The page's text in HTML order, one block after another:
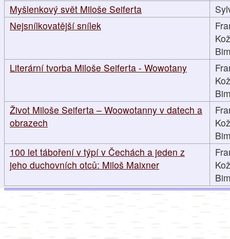
Myšlenkový svět Miloše Seiferta
Nejsnílkovatější snílek
Literární tvorba Miloše Seiferta - Wowotany
Život Miloše Seiferta – Woowotanny v datech a
obrazech
100 let táboření v týpí v Čechách a jeden z
jeho duchovních otců: Miloš Maixner